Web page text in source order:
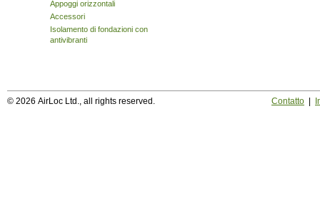
Appoggi orizzontali
Accessori
Isolamento di fondazioni con
antivibranti
© 2026 AirLoc Ltd., all rights reserved. Contatto